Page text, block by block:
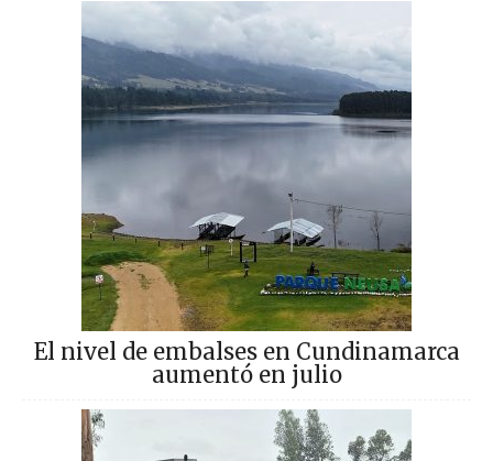
El nivel de embalses en Cundinamarca
aumentó en julio